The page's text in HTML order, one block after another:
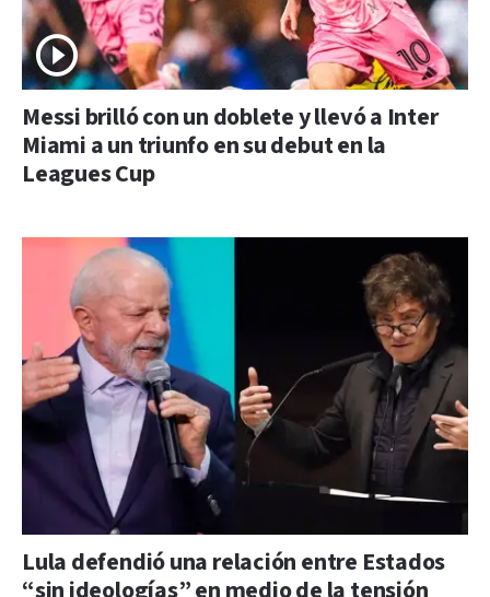
Messi brilló con un doblete y llevó a Inter
Miami a un triunfo en su debut en la
Leagues Cup
Lula defendió una relación entre Estados
“sin ideologías” en medio de la tensión